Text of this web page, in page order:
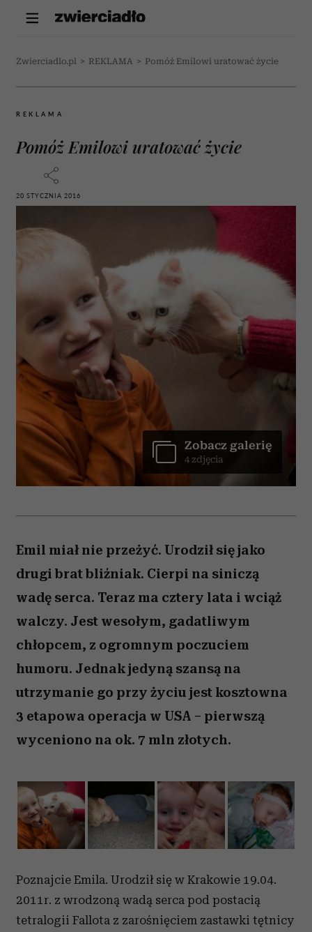
Zwierciadlo.pl > REKLAMA > Pomóż Emilowi uratować życie
REKLAMA
Pomóż Emilowi uratować życie
20 STYCZNIA 2016
Zobacz galerię
4 zdjęcia
Emil miał nie przeżyć. Urodził się jako
drugi brat bliźniak. Cierpi na siniczą
wadę serca. Teraz ma cztery lata i wciąż
walczy. Jest wesołym, gadatliwym
chłopcem, z ogromnym poczuciem
humoru. Jednak jedyną szansą na
utrzymanie go przy życiu jest kosztowna
3 etapowa operacja w USA – pierwszą
wyceniono na ok. 7 mln złotych.
Poznajcie Emila. Urodził się w Krakowie 19.04.
2011r. z wrodzoną wadą serca pod postacią
tetralogii Fallota z zarośnięciem zastawki tętnicy